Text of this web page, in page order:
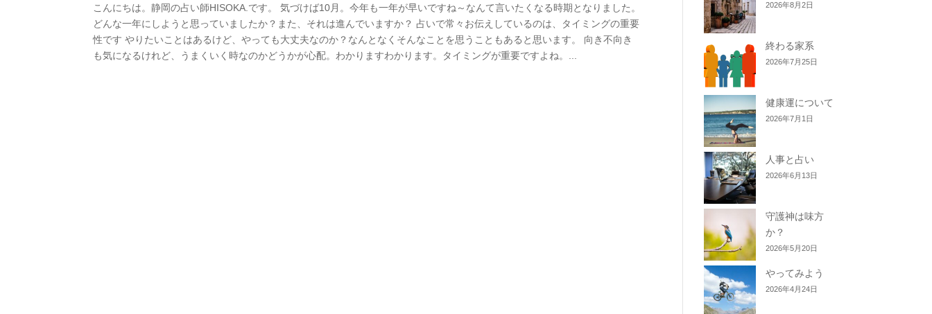
こんにちは。静岡の占い師HISOKA.です。 気づけば10月。今年も一年が早いですね～なんて言いたくなる時期となりました。
どんな一年にしようと思っていましたか？また、それは進んでいますか？ 占いで常々お伝えしているのは、タイミングの重要
性です やりたいことはあるけど、やっても大丈夫なのか？なんとなくそんなことを思うこともあると思います。 向き不向き
も気になるけれど、うまくいく時なのかどうかが心配。わかりますわかります。タイミングが重要ですよね。...
2026年8月2日
終わる家系
2026年7月25日
健康運について
2026年7月1日
人事と占い
2026年6月13日
守護神は味方
か？
2026年5月20日
やってみよう
2026年4月24日